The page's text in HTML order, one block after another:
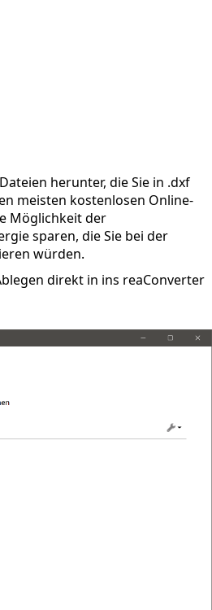
herunter, die Sie in .dxf
meisten kostenlosen Online-
Möglichkeit der
sparen, die Sie bei der
würden.
direkt in ins reaConverter